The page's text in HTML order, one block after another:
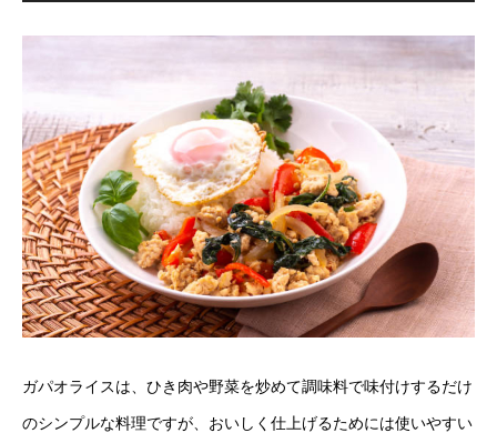
ガパオライスは、ひき肉や野菜を炒めて調味料で味付けするだけ
のシンプルな料理ですが、おいしく仕上げるためには使いやすい